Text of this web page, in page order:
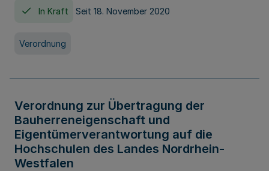
In Kraft Seit 18. November 2020
Verordnung
Verordnung zur Übertragung der
Bauherreneigenschaft und
Eigentümerverantwortung auf die
Hochschulen des Landes Nordrhein-
Westfalen